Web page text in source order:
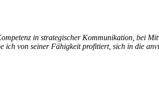
in strategischer Kommunikation, bei
von seiner Fähigkeit profitiert, sich in die